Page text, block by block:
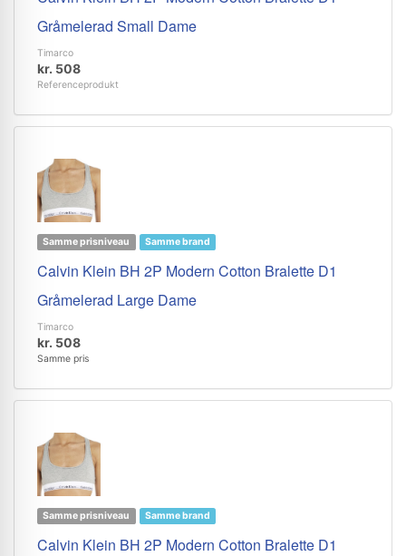
Gråmelerad Small Dame
Timarco
kr. 508
Referenceprodukt
Samme prisniveau Samme brand
Calvin Klein BH 2P Modern Cotton Bralette D1
Gråmelerad Large Dame
Timarco
kr. 508
Samme pris
Samme prisniveau Samme brand
Calvin Klein BH 2P Modern Cotton Bralette D1